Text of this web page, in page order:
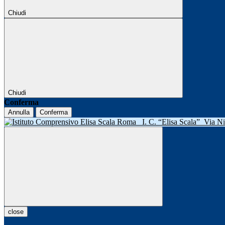
Chiudi
Chiudi
Conferma
Annulla Conferma
I. C. “Elisa Scala” Via
close